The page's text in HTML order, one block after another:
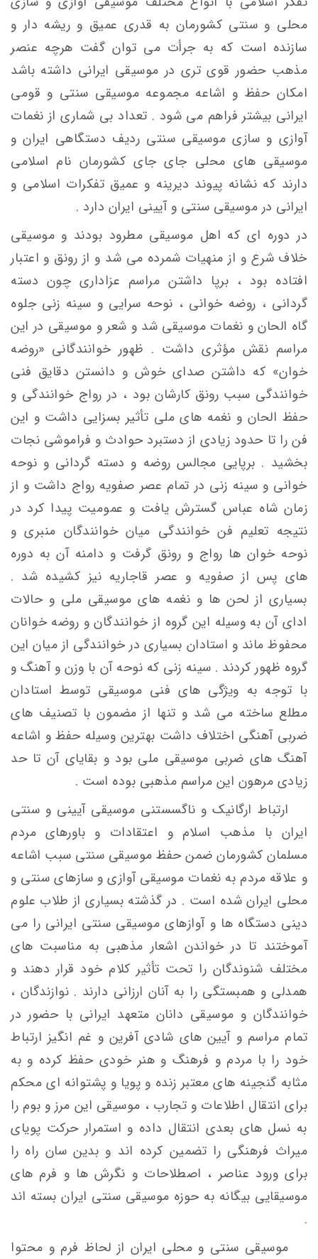
محلی و سنتی کشورمان به قدری عمیق و ریشه دار و
سازنده است که به جرأت می توان گفت هرچه عنصر
مذهب حضور قوی تری در موسیقی ایرانی داشته باشد
امکان حفظ و اشاعه مجموعه موسیقی سنتی و قومی
ایرانی بیشتر فراهم می شود . تعداد بی شماری از نغمات
آوازی و سازی موسیقی سنتی ردیف دستگاهی ایران و
موسیقی های محلی جای جای کشورمان نام اسلامی
دارند که نشانه پیوند دیرینه و عمیق تفکرات اسلامی و
ایرانی در موسیقی سنتی و آیینی ایران دارد .
در دوره ای که اهل موسیقی مطرود بودند و موسیقی
خلاف شرع و از منهیات شمرده می شد و از رونق و اعتبار
افتاده بود ، برپا داشتن مراسم عزاداری چون دسته
گردانی ، روضه خوانی ، نوحه سرایی و سینه زنی جلوه
گاه الحان و نغمات موسیقی شد و شعر و موسیقی در این
مراسم نقش مؤثری داشت . ظهور خوانندگانی «روضه
خوان» که داشتن صدای خوش و دانستن دقایق فنی
خوانندگی سبب رونق کارشان بود ، در رواج خوانندگی و
حفظ الحان و نغمه های ملی تأثیر بسزایی داشت و این
فن را تا حدود زیادی از دستبرد حوادث و فراموشی نجات
بخشید . برپایی مجالس روضه و دسته گردانی و نوحه
خوانی و سینه زنی در تمام عصر صفویه رواج داشت و از
زمان شاه عباس گسترش یافت و عمومیت پیدا کرد در
نتیجه تعلیم فن خوانندگی میان خوانندگان منبری و
نوحه خوان ها رواج و رونق گرفت و دامنه آن به دوره
های پس از صفویه و عصر قاجاریه نیز کشیده شد .
بسیاری از لحن ها و نغمه های موسیقی ملی و حالات
ادای آن به وسیله این گروه از خوانندگان و روضه خوانان
محفوظ ماند و استادان بسیاری در خوانندگی از میان این
گروه ظهور کردند . سینه زنی که نوحه آن با وزن و آهنگ و
با توجه به ویژگی های فنی موسیقی توسط استادان
مطلع ساخته می شد و تنها از مضمون با تصنیف های
ضربی آهنگی اختلاف داشت بهترین وسیله حفظ و اشاعه
آهنگ های ضربی موسیقی ملی بود و بقایای آن تا حد
زیادی مرهون این مراسم مذهبی بوده است .
ارتباط ارگانیک و ناگسستنی موسیقی آیینی و سنتی
ایران با مذهب اسلام و اعتقادات و باورهای مردم
مسلمان کشورمان ضمن حفظ موسیقی سنتی سبب اشاعه
و علاقه مردم به نغمات موسیقی آوازی و سازهای سنتی و
محلی ایران شده است . در گذشته بسیاری از طلاب علوم
دینی دستگاه ها و آوازهای موسیقی سنتی ایرانی را می
آموختند تا در خواندن اشعار مذهبی به مناسبت های
مختلف شنوندگان را تحت تأثیر کلام خود قرار دهند و
همدلی و همبستگی را به آنان ارزانی دارند . نوازندگان ،
خوانندگان و موسیقی دانان متعهد ایرانی با حضور در
تمام مراسم و آیین های شادی آفرین و غم انگیز ارتباط
خود را با مردم و فرهنگ و هنر خودی حفظ کرده و به
مثابه گنجینه های معتبر زنده و پویا و پشتوانه ای محکم
برای انتقال اطلاعات و تجارب ، موسیقی این مرز و بوم را
به نسل های بعدی انتقال داده و استمرار حرکت پویای
میراث فرهنگی را تضمین کرده اند و بدین سان راه را
برای ورود عناصر ، اصطلاحات و نگرش ها و فرم های
موسیقایی بیگانه به حوزه موسیقی سنتی ایران بسته اند
.
موسیقی سنتی و محلی ایران از لحاظ فرم و محتوا